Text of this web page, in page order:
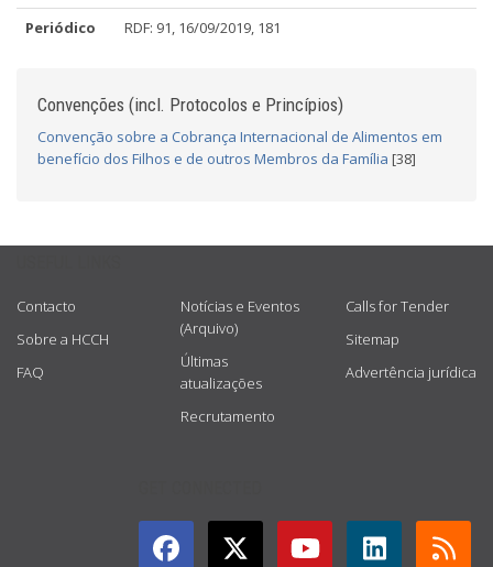
Periódico RDF: 91, 16/09/2019, 181
Convenções (incl. Protocolos e Princípios)
Convenção sobre a Cobrança Internacional de Alimentos em
benefício dos Filhos e de outros Membros da Família [38]
Contacto
Sobre a HCCH
FAQ
Notícias e Eventos
(Arquivo)
Últimas
atualizações
Recrutamento
Calls for Tender
Sitemap
Advertência jurídica